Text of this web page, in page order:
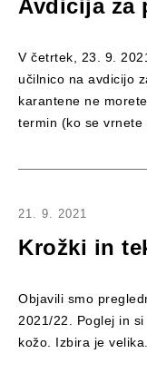
Avdicija za
V četrtek, 23. 9.
učilnico na avdicijo
karantene ne
termin (ko se vrnete
21. 9. 2021
Krožki in
Objavili smo
2021/22. Poglej in
kožo. Izbira je velika.